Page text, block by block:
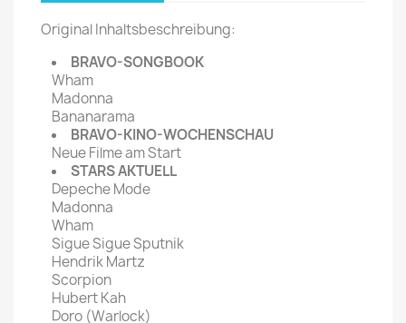
Original Inhaltsbeschreibung:
BRAVO-SONGBOOK
Wham
Madonna
Bananarama
BRAVO-KINO-WOCHENSCHAU
Neue Filme am Start
STARS AKTUELL
Depeche Mode
Madonna
Wham
Sigue Sigue Sputnik
Hendrik Martz
Scorpion
Hubert Kah
Doro (Warlock)